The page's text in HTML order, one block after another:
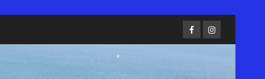
FacebookInstagram